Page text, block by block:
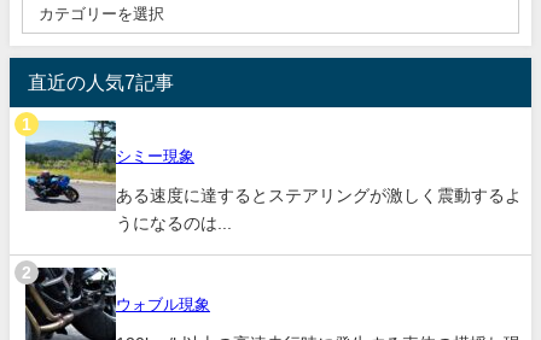
直近の人気7記事
シミー現象
ある速度に達するとステアリングが激しく震動するよ
うになるのは...
ウォブル現象